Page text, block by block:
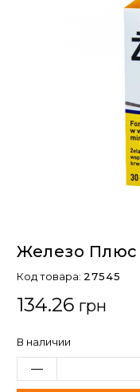
Железо Плюс
Код товара: 27545
134.26 грн
В наличии